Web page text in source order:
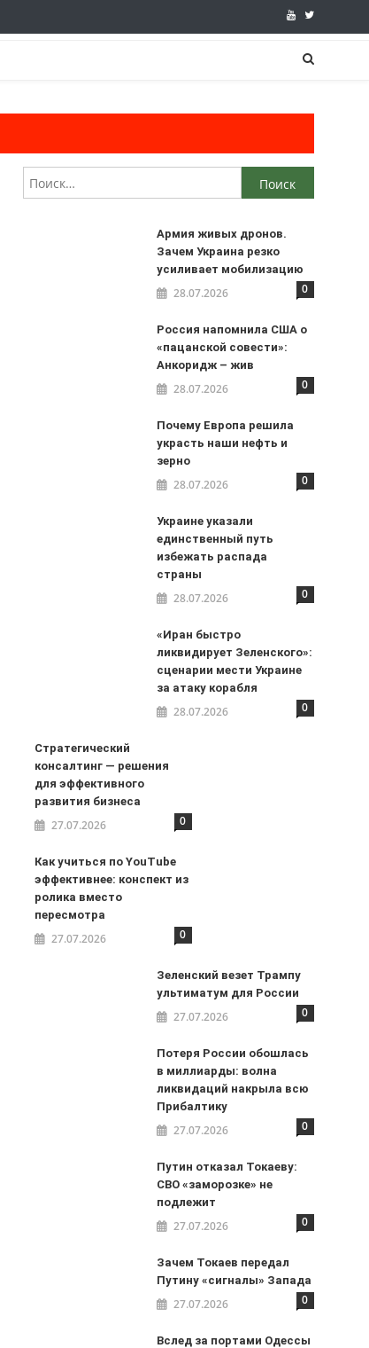
Найти:
Армия живых дронов.
Зачем Украина резко
усиливает мобилизацию
28.07.2026 0
Россия напомнила США о
«пацанской совести»:
Анкоридж – жив
28.07.2026 0
Почему Европа решила
украсть наши нефть и
зерно
28.07.2026 0
Украине указали
единственный путь
избежать распада
страны
28.07.2026 0
«Иран быстро
ликвидирует Зеленского»:
сценарии мести Украине
за атаку корабля
28.07.2026 0
Стратегический
консалтинг — решения
для эффективного
развития бизнеса
27.07.2026 0
Как учиться по YouTube
эффективнее: конспект из
ролика вместо
пересмотра
27.07.2026 0
Зеленский везет Трампу
ультиматум для России
27.07.2026 0
Потеря России обошлась
в миллиарды: волна
ликвидаций накрыла всю
Прибалтику
27.07.2026 0
Путин отказал Токаеву:
СВО «заморозке» не
подлежит
27.07.2026 0
Зачем Токаев передал
Путину «сигналы» Запада
27.07.2026 0
Вслед за портами Одессы